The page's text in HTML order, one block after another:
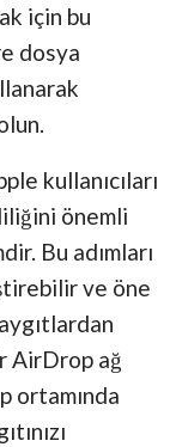
için bu
dosya
kullanıcıları
önemli
Bu adımları
ve öne
AirDrop ağ
ortamında